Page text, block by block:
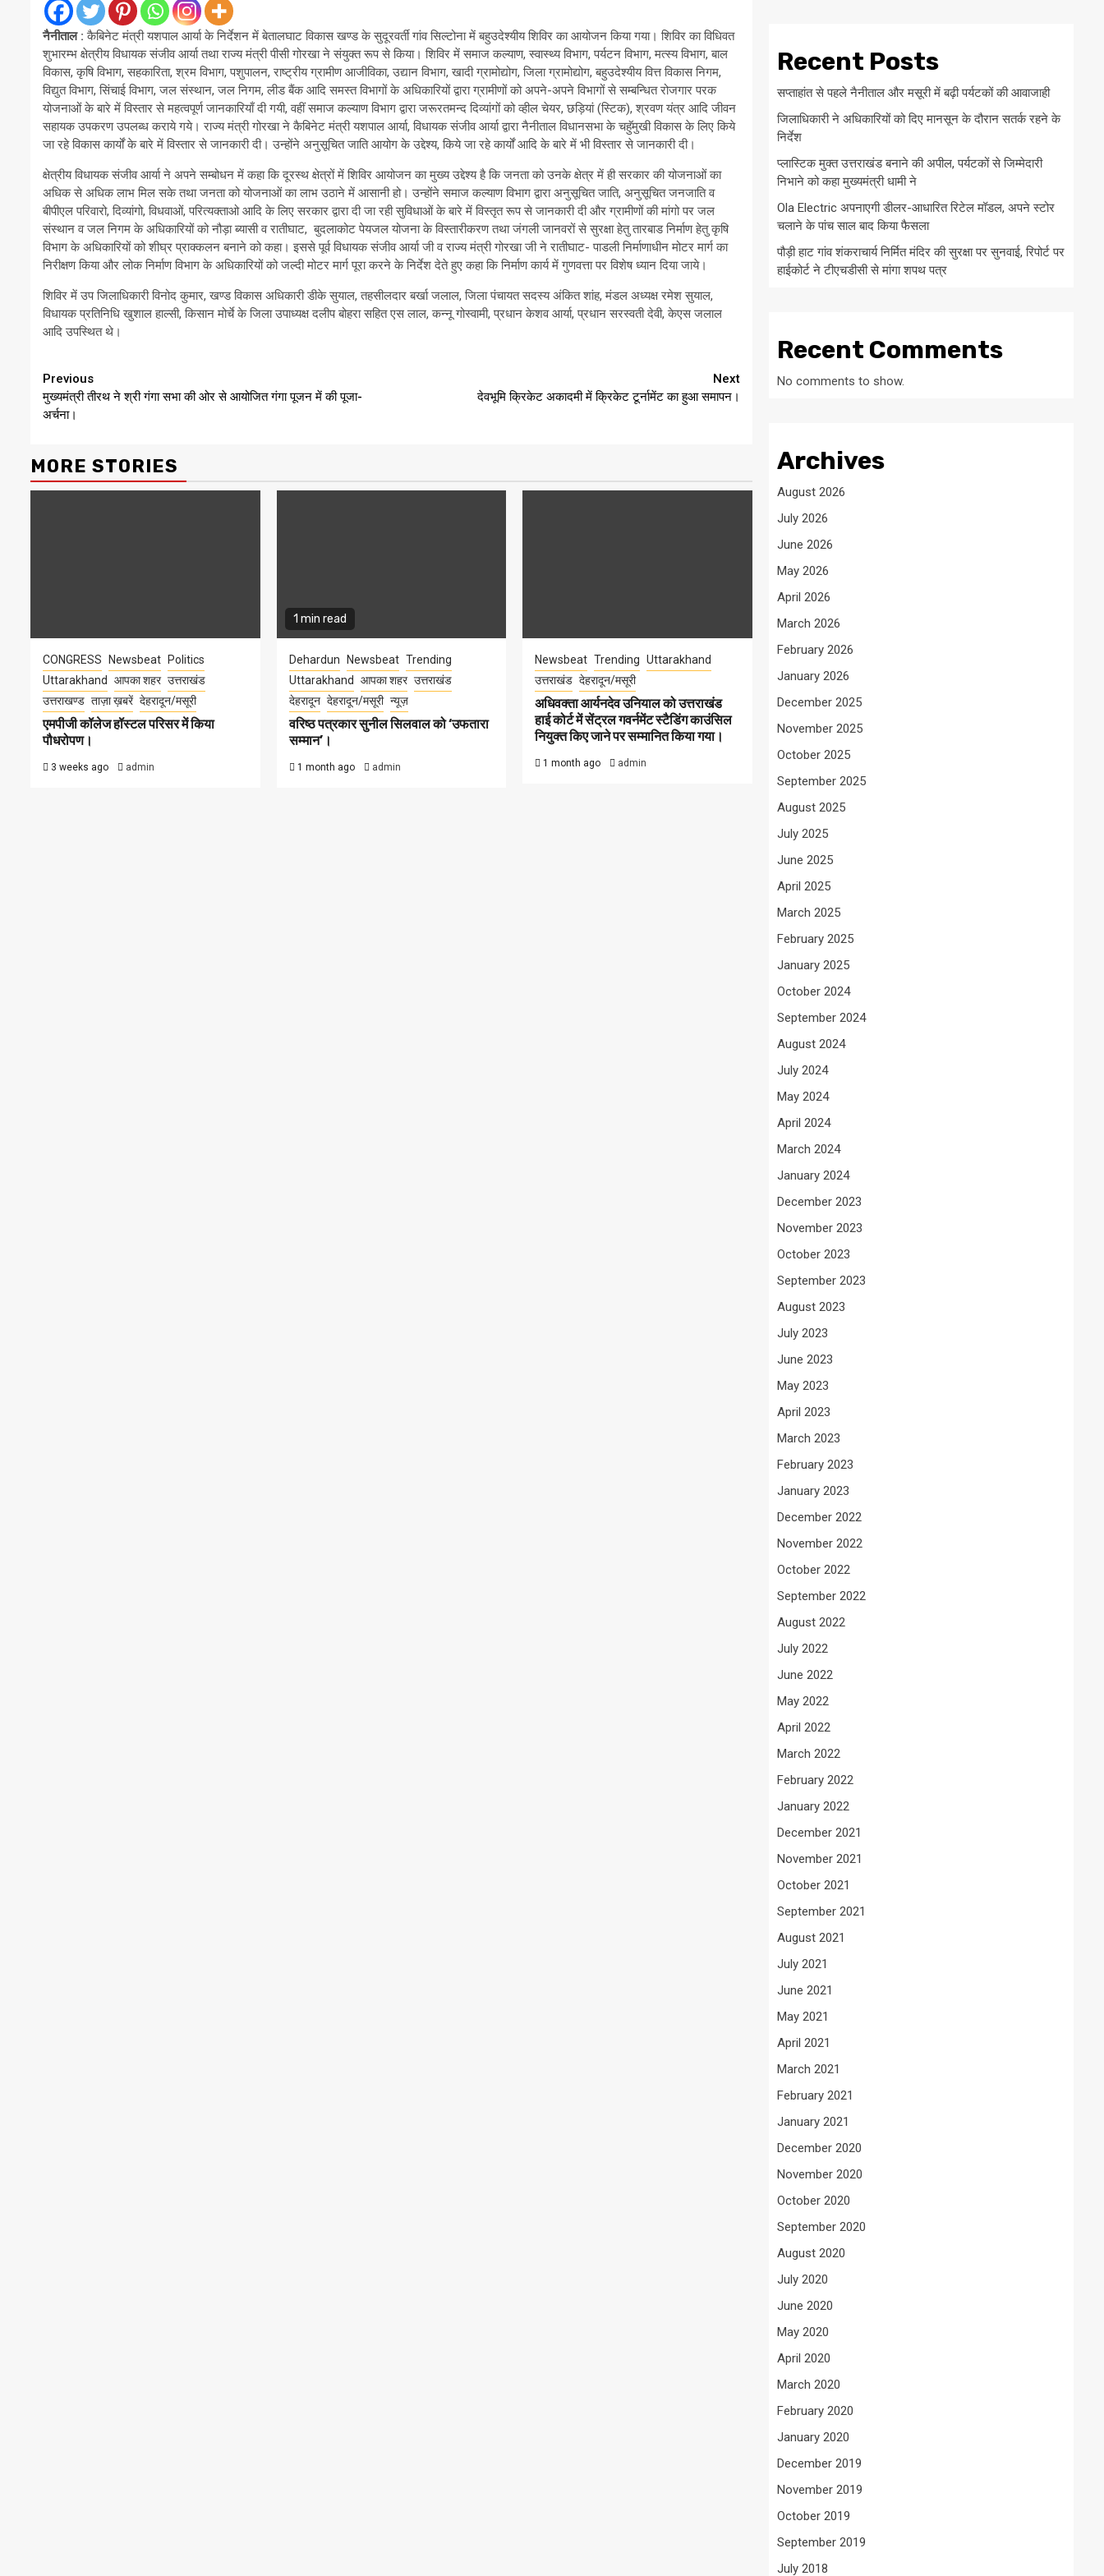
नैनीताल : कैबिनेट मंत्री यशपाल आर्या के निर्देशन में बेतालघाट विकास खण्ड के सुदूरवर्ती गांव सिल्टोना में बहुउदेश्यीय शिविर का आयोजन किया गया। शिविर का विधिवत
शुभारम्भ क्षेत्रीय विधायक संजीव आर्या तथा राज्य मंत्री पीसी गोरखा ने संयुक्त रूप से किया। शिविर में समाज कल्याण, स्वास्थ्य विभाग, पर्यटन विभाग, मत्स्य विभाग, बाल
विकास, कृषि विभाग, सहकारिता, श्रम विभाग, पशुपालन, राष्ट्रीय ग्रामीण आजीविका, उद्यान विभाग, खादी ग्रामोद्योग, जिला ग्रामोद्योग, बहुउदेश्यीय वित्त विकास निगम,
विद्युत विभाग, सिंचाई विभाग, जल संस्थान, जल निगम, लीड बैंक आदि समस्त विभागों के अधिकारियों द्वारा ग्रामीणों को अपने-अपने विभागों से सम्बन्धित रोजगार परक
योजनाओं के बारे में विस्तार से महत्वपूर्ण जानकारियाँ दी गयी, वहीं समाज कल्याण विभाग द्वारा जरूरतमन्द दिव्यांगों को व्हील चेयर, छड़ियां (स्टिक), श्रवण यंत्र आदि जीवन
सहायक उपकरण उपलब्ध कराये गये। राज्य मंत्री गोरखा ने कैबिनेट मंत्री यशपाल आर्या, विधायक संजीव आर्या द्वारा नैनीताल विधानसभा के चहुॅमुखी विकास के लिए किये
जा रहे विकास कार्यों के बारे में विस्तार से जानकारी दी। उन्होंने अनुसूचित जाति आयोग के उद्देश्य, किये जा रहे कार्यों आदि के बारे में भी विस्तार से जानकारी दी।
क्षेत्रीय विधायक संजीव आर्या ने अपने सम्बोधन में कहा कि दूरस्थ क्षेत्रों में शिविर आयोजन का मुख्य उद्देश्य है कि जनता को उनके क्षेत्र में ही सरकार की योजनाओं का
अधिक से अधिक लाभ मिल सके तथा जनता को योजनाओं का लाभ उठाने में आसानी हो। उन्होंने समाज कल्याण विभाग द्वारा अनुसूचित जाति, अनुसूचित जनजाति व
बीपीएल परिवारो, दिव्यांगो, विधवाओं, परित्यक्ताओ आदि के लिए सरकार द्वारा दी जा रही सुविधाओं के बारे में विस्तृत रूप से जानकारी दी और ग्रामीणों की मांगो पर जल
संस्थान व जल निगम के अधिकारियों को नौड़ा ब्यासी व रातीघाट, बुदलाकोट पेयजल योजना के विस्तारीकरण तथा जंगली जानवरों से सुरक्षा हेतु तारबाड निर्माण हेतु कृषि
विभाग के अधिकारियों को शीघ्र प्राक्कलन बनाने को कहा। इससे पूर्व विधायक संजीव आर्या जी व राज्य मंत्री गोरखा जी ने रातीघाट- पाडली निर्माणाधीन मोटर मार्ग का
निरीक्षण किया और लोक निर्माण विभाग के अधिकारियों को जल्दी मोटर मार्ग पूरा करने के निर्देश देते हुए कहा कि निर्माण कार्य में गुणवत्ता पर विशेष ध्यान दिया जाये।
शिविर में उप जिलाधिकारी विनोद कुमार, खण्ड विकास अधिकारी डीके सुयाल, तहसीलदार बर्खा जलाल, जिला पंचायत सदस्य अंकित शांह, मंडल अध्यक्ष रमेश सुयाल,
विधायक प्रतिनिधि खुशाल हाल्सी, किसान मोर्चे के जिला उपाध्यक्ष दलीप बोहरा सहित एस लाल, कन्नू गोस्वामी, प्रधान केशव आर्या, प्रधान सरस्वती देवी, केएस जलाल
आदि उपस्थित थे।
Continue
Reading
Previous
मुख्यमंत्री तीरथ ने श्री गंगा सभा की ओर से आयोजित गंगा पूजन में की पूजा-
अर्चना।
Next
देवभूमि क्रिकेट अकादमी में क्रिकेट टूर्नामेंट का हुआ समापन।
MORE STORIES
CONGRESS Newsbeat
Politics
Uttarakhand
आपका शहर उत्तराखंड
उत्तराखण्ड ताज़ा ख़बरें देहरादून/मसूरी
एमपीजी कॉलेज हॉस्टल परिसर में किया
पौधरोपण।
3 weeks ago admin
1 min read
Dehardun Newsbeat Trending
Uttarakhand
आपका शहर उत्तराखंड
देहरादून देहरादून/मसूरी न्यूज़
वरिष्ठ पत्रकार सुनील सिलवाल को ‘उफतारा
सम्मान’।
1 month ago admin
Newsbeat Trending Uttarakhand
उत्तराखंड देहरादून/मसूरी
अधिवक्ता आर्यनदेव उनियाल को उत्तराखंड
हाई कोर्ट में सेंट्रल गवर्नमेंट स्टैडिंग काउंसिल
नियुक्त किए जाने पर सम्मानित किया गया।
1 month ago admin
Recent Posts
सप्ताहांत से पहले नैनीताल और मसूरी में बढ़ी पर्यटकों की आवाजाही
जिलाधिकारी ने अधिकारियों को दिए मानसून के दौरान सतर्क रहने के
निर्देश
प्लास्टिक मुक्त उत्तराखंड बनाने की अपील, पर्यटकों से जिम्मेदारी
निभाने को कहा मुख्यमंत्री धामी ने
Ola Electric अपनाएगी डीलर-आधारित रिटेल मॉडल, अपने स्टोर
चलाने के पांच साल बाद किया फैसला
पौड़ी हाट गांव शंकराचार्य निर्मित मंदिर की सुरक्षा पर सुनवाई, रिपोर्ट पर
हाईकोर्ट ने टीएचडीसी से मांगा शपथ पत्र
Recent Comments
No comments to show.
Archives
August 2026
July 2026
June 2026
May 2026
April 2026
March 2026
February 2026
January 2026
December 2025
November 2025
October 2025
September 2025
August 2025
July 2025
June 2025
April 2025
March 2025
February 2025
January 2025
October 2024
September 2024
August 2024
July 2024
May 2024
April 2024
March 2024
January 2024
December 2023
November 2023
October 2023
September 2023
August 2023
July 2023
June 2023
May 2023
April 2023
March 2023
February 2023
January 2023
December 2022
November 2022
October 2022
September 2022
August 2022
July 2022
June 2022
May 2022
April 2022
March 2022
February 2022
January 2022
December 2021
November 2021
October 2021
September 2021
August 2021
July 2021
June 2021
May 2021
April 2021
March 2021
February 2021
January 2021
December 2020
November 2020
October 2020
September 2020
August 2020
July 2020
June 2020
May 2020
April 2020
March 2020
February 2020
January 2020
December 2019
November 2019
October 2019
September 2019
July 2018